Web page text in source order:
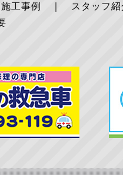
施工事例
スタッフ